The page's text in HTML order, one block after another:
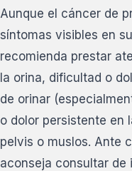
Aunque el cáncer de
síntomas visibles en
recomienda prestar
la orina, dificultad o
de orinar
o dolor persistente en
pelvis o muslos. Ante
aconseja consultar de